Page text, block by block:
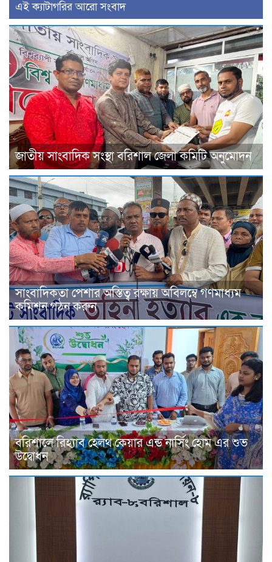
‍এই ক্যাটাগরির ‍আরো সংবাদ
জাতীয় সাংবাদিক সংস্থা বরিশাল জেলা কমিটি অনুমোদন
সাংবাদিকতা পেশার অস্তিত্ব রক্ষায় অবিলম্বে গণমাধ্যম
কমিশন গঠন করুন
বরিশালে রিহ্যাব হেলথ কেয়ার এন্ড নার্সিং হোম এর শুভ
উদ্বোধন